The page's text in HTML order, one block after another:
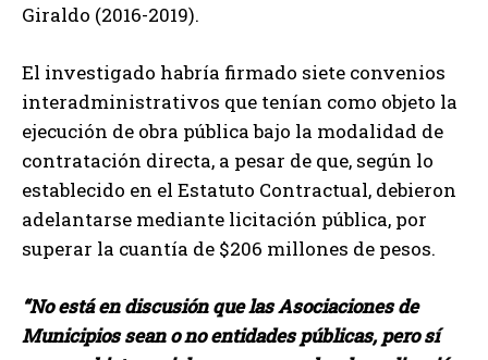
Giraldo (2016-2019).
El investigado habría firmado siete convenios
interadministrativos que tenían como objeto la
ejecución de obra pública bajo la modalidad de
contratación directa, a pesar de que, según lo
establecido en el Estatuto Contractual, debieron
adelantarse mediante licitación pública, por
superar la cuantía de $206 millones de pesos.
“No está en discusión que las Asociaciones de
Municipios sean o no entidades públicas, pero sí